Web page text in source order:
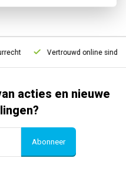
Vertrouwd online sinds
acties en nieuwe
Abonneer